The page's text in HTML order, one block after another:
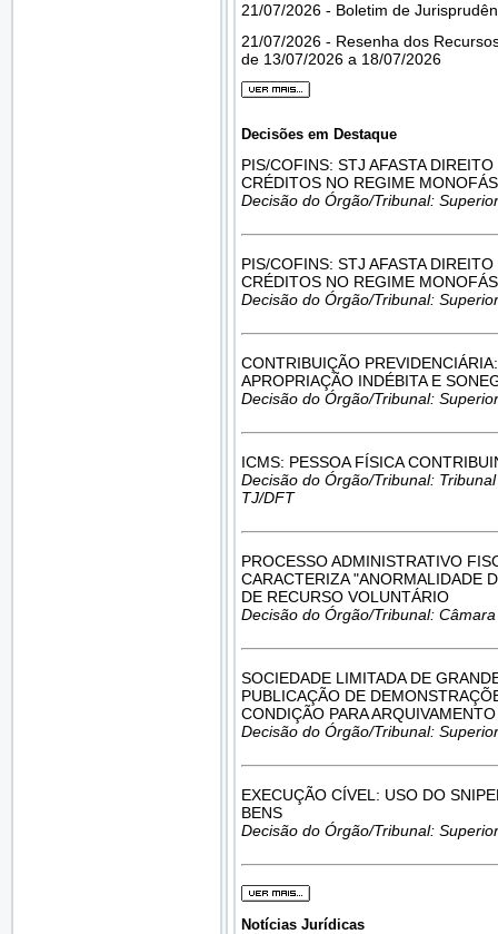
21/07/2026 - Boletim de
21/07/2026 - Resenha dos
de 13/07/2026 a 18/07/2026
Decisões em Destaque
PIS/COFINS: STJ AFASTA
CRÉDITOS NO REGIME
Decisão do Órgão/Tribunal:
PIS/COFINS: STJ AFASTA
CRÉDITOS NO REGIME
Decisão do Órgão/Tribunal:
CONTRIBUIÇÃO
APROPRIAÇÃO INDÉBITA E
Decisão do Órgão/Tribunal:
ICMS: PESSOA FÍSICA
Decisão do Órgão/Tribunal:
TJ/DFT
PROCESSO ADMINISTRATIVO
CARACTERIZA "ANORMALIDADE
DE RECURSO VOLUNTÁRIO
Decisão do Órgão/Tribunal:
SOCIEDADE LIMITADA DE
PUBLICAÇÃO DE
CONDIÇÃO PARA
Decisão do Órgão/Tribunal:
EXECUÇÃO CÍVEL: USO DO
BENS
Decisão do Órgão/Tribunal:
Notícias Jurídicas